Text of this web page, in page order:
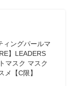
ィングパールマ
】LEADERS
マスク マスク
【C限】